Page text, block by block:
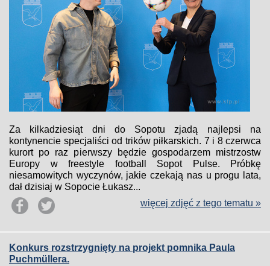
Za kilkadziesiąt dni do Sopotu zjadą najlepsi na
kontynencie specjaliści od trików piłkarskich. 7 i 8 czerwca
kurort po raz pierwszy będzie gospodarzem mistrzostw
Europy w freestyle football Sopot Pulse. Próbkę
niesamowitych wyczynów, jakie czekają nas u progu lata,
dał dzisiaj w Sopocie Łukasz...
więcej zdjęć z tego tematu »
Konkurs rozstrzygnięty na projekt pomnika Paula
Puchmüllera.